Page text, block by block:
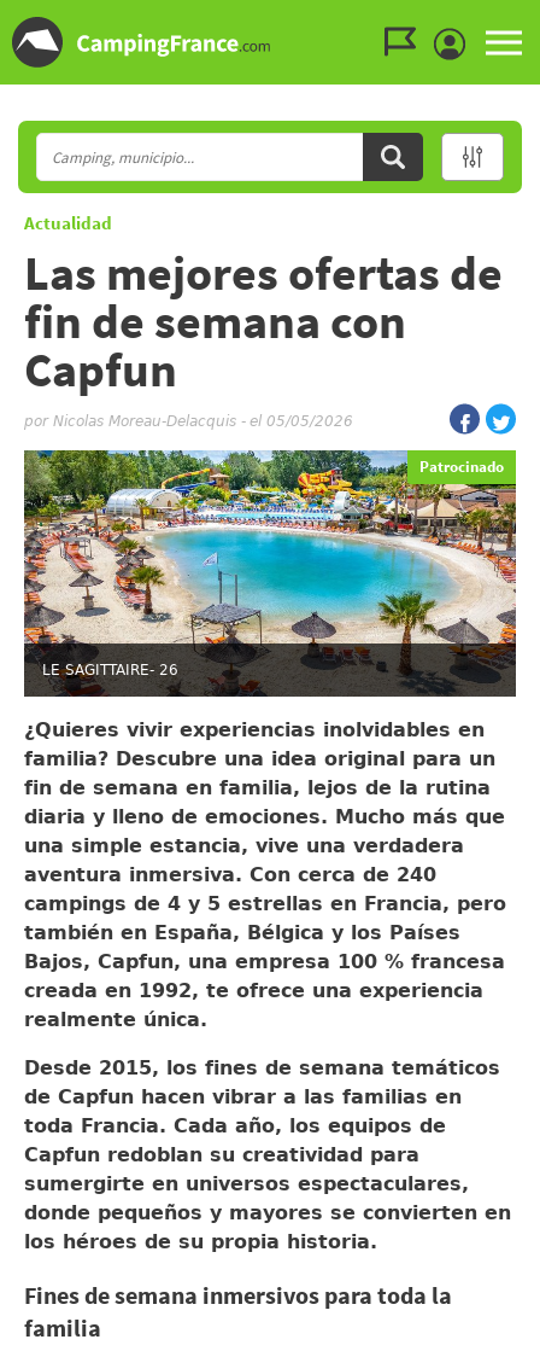
Actualidad
Las mejores ofertas de
fin de semana con
Capfun
por Nicolas Moreau-Delacquis - el 05/05/2026
Patrocinado
LE SAGITTAIRE- 26
¿Quieres vivir experiencias inolvidables en
familia? Descubre una idea original para un
fin de semana en familia, lejos de la rutina
diaria y lleno de emociones. Mucho más que
una simple estancia, vive una verdadera
aventura inmersiva. Con cerca de 240
campings de 4 y 5 estrellas en Francia, pero
también en España, Bélgica y los Países
Bajos, Capfun, una empresa 100 % francesa
creada en 1992, te ofrece una experiencia
realmente única.
Desde 2015, los fines de semana temáticos
de Capfun hacen vibrar a las familias en
toda Francia. Cada año, los equipos de
Capfun redoblan su creatividad para
sumergirte en universos espectaculares,
donde pequeños y mayores se convierten en
los héroes de su propia historia.
Fines de semana inmersivos para toda la
familia